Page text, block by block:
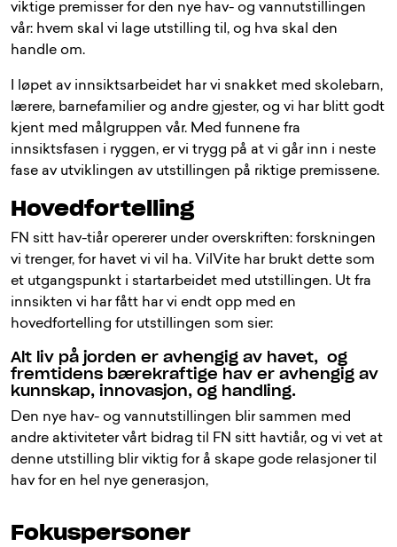
viktige premisser for den nye hav- og vannutstillingen
vår: hvem skal vi lage utstilling til, og hva skal den
handle om.
I løpet av innsiktsarbeidet har vi snakket med skolebarn,
lærere, barnefamilier og andre gjester, og vi har blitt godt
kjent med målgruppen vår. Med funnene fra
innsiktsfasen i ryggen, er vi trygg på at vi går inn i neste
fase av utviklingen av utstillingen på riktige premissene.
Hovedfortelling
FN sitt hav-tiår opererer under overskriften: forskningen
vi trenger, for havet vi vil ha. VilVite har brukt dette som
et utgangspunkt i startarbeidet med utstillingen. Ut fra
innsikten vi har fått har vi endt opp med en
hovedfortelling for utstillingen som sier:
Alt liv på jorden er avhengig av havet, og
fremtidens bærekraftige hav er avhengig av
kunnskap, innovasjon, og handling.
Den nye hav- og vannutstillingen blir sammen med
andre aktiviteter vårt bidrag til FN sitt havtiår, og vi vet at
denne utstilling blir viktig for å skape gode relasjoner til
hav for en hel nye generasjon,
Fokuspersoner